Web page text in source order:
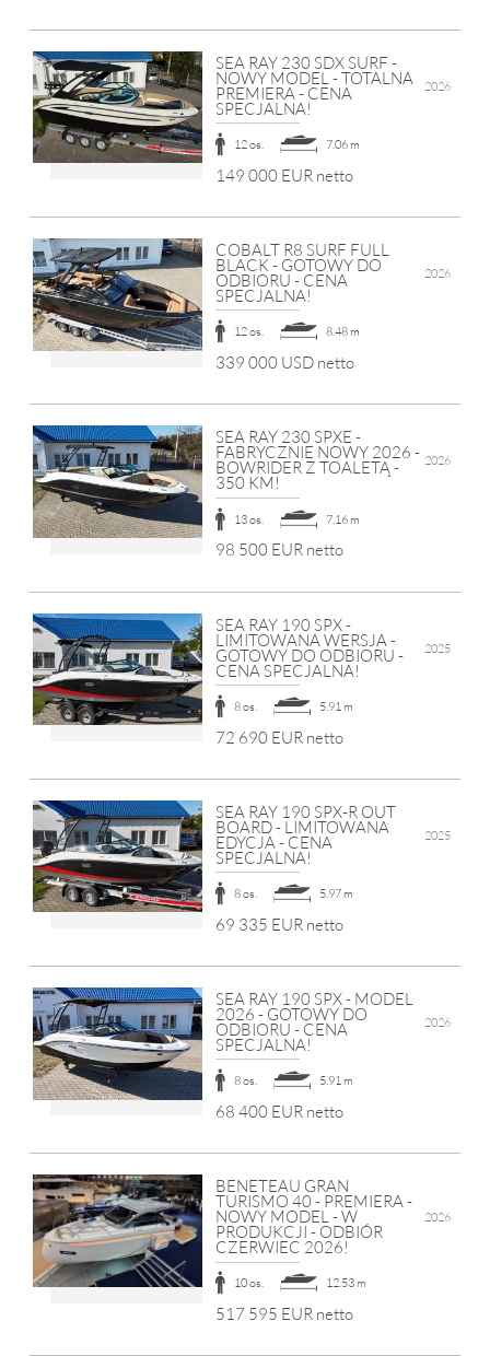
SEA RAY 230 SDX SURF -
NOWY MODEL - TOTALNA
PREMIERA - CENA
SPECJALNA!
2026
12 os. 7.06 m
149 000 EUR netto
COBALT R8 SURF FULL
BLACK - GOTOWY DO
ODBIORU - CENA
SPECJALNA!
2026
12 os. 8.48 m
339 000 USD netto
SEA RAY 230 SPXE -
FABRYCZNIE NOWY 2026 -
BOWRIDER Z TOALETĄ -
350 KM!
2026
13 os. 7.16 m
98 500 EUR netto
SEA RAY 190 SPX -
LIMITOWANA WERSJA -
GOTOWY DO ODBIORU -
CENA SPECJALNA!
2025
8 os. 5.91 m
72 690 EUR netto
SEA RAY 190 SPX-R OUT
BOARD - LIMITOWANA
EDYCJA - CENA
SPECJALNA!
2025
8 os. 5.97 m
69 335 EUR netto
SEA RAY 190 SPX - MODEL
2026 - GOTOWY DO
ODBIORU - CENA
SPECJALNA!
2026
8 os. 5.91 m
68 400 EUR netto
BENETEAU GRAN
TURISMO 40 - PREMIERA -
NOWY MODEL - W
PRODUKCJI - ODBIÓR
CZERWIEC 2026!
2026
10 os. 12.53 m
517 595 EUR netto